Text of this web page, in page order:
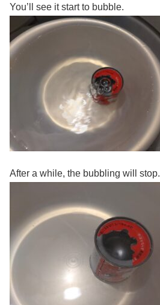
You’ll see it start to bubble.
After a while, the bubbling will stop.